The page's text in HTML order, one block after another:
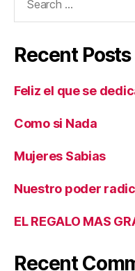
Recent Posts
Feliz el que se
Como si Nada
Mujeres Sabias
Nuestro poder
EL REGALO MAS
Recent